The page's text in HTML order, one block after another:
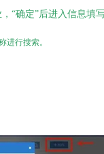
“确定”后进入信息填
进行搜索。